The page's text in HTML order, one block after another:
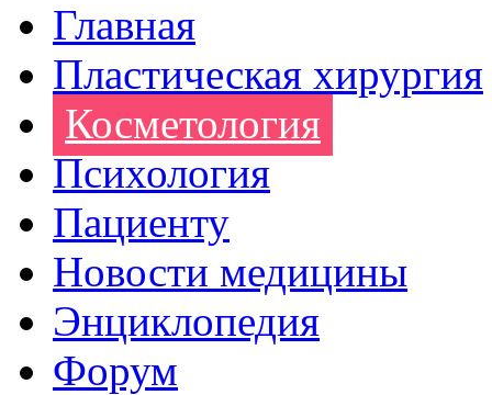
Главная
Пластическая хирургия
Косметология
Психология
Пациенту
Новости медицины
Энциклопедия
Форум